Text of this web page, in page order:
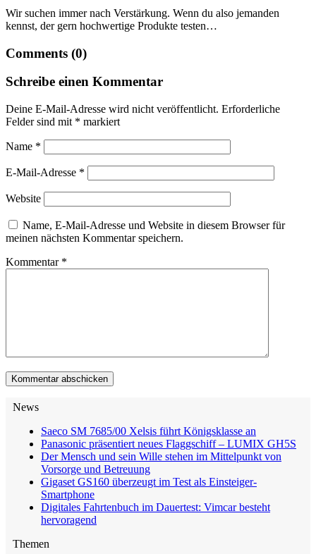
Wir suchen immer nach Verstärkung. Wenn du also jemanden
kennst, der gern hochwertige Produkte testen…
Comments (0)
Schreibe einen Kommentar
Deine E-Mail-Adresse wird nicht veröffentlicht. Erforderliche
Felder sind mit * markiert
Name *
E-Mail-Adresse *
Website
Name, E-Mail-Adresse und Website in diesem Browser für
meinen nächsten Kommentar speichern.
Kommentar *
News
Saeco SM 7685/00 Xelsis führt Königsklasse an
Panasonic präsentiert neues Flaggschiff – LUMIX GH5S
Der Mensch und sein Wille stehen im Mittelpunkt von
Vorsorge und Betreuung
Gigaset GS160 überzeugt im Test als Einsteiger-
Smartphone
Digitales Fahrtenbuch im Dauertest: Vimcar besteht
hervoragend
Themen